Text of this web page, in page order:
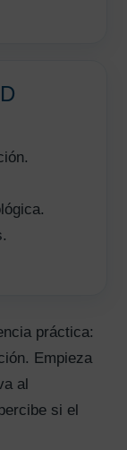
práctica:
Empieza
al
si el